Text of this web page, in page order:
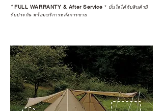
*FULL WARRANTY & After Service * มั่นใจได้กับสินค้ามี
รับประกัน พร้อมบริการหลังการขาย